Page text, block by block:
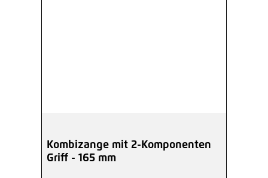
Kombizange mit 2-Komponenten
Griff - 165 mm